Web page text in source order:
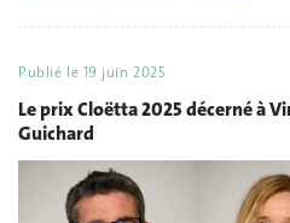
Publié le 19 juin 2025
Le prix Cloëtta 2025 décerné à
Guichard